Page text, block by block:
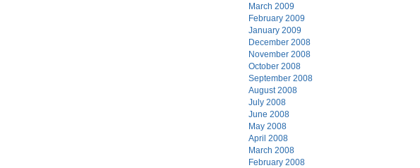
March 2009
February 2009
January 2009
December 2008
November 2008
October 2008
September 2008
August 2008
July 2008
June 2008
May 2008
April 2008
March 2008
February 2008